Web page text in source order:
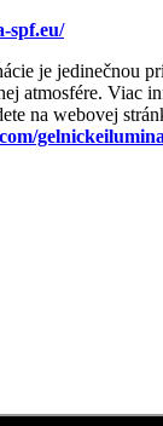
spf.eu/
je jedinečnou
atmosfére. Viac
na webovej